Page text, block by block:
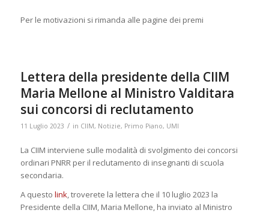
Per le motivazioni si rimanda alle pagine dei premi
Lettera della presidente della CIIM
Maria Mellone al Ministro Valditara
sui concorsi di reclutamento
11 Luglio 2023 / in CIIM, Notizie, Primo Piano, UMI
La CIIM interviene sulle modalità di svolgimento dei concorsi
ordinari PNRR per il reclutamento di insegnanti di scuola
secondaria.
A questo link, troverete la lettera che il 10 luglio 2023 la
Presidente della CIIM, Maria Mellone, ha inviato al Ministro